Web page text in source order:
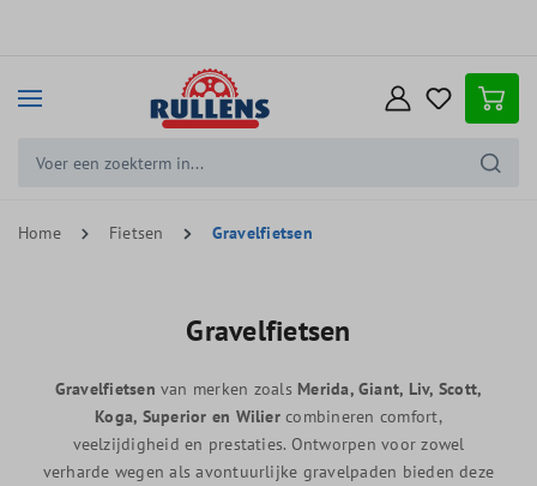
Home Fietsen Gravelfietsen
Gravelfietsen
Gravelfietsen van merken zoals Merida, Giant, Liv, Scott,
Koga, Superior en Wiliercombineren comfort,
veelzijdigheid en prestaties. Ontworpen voor zowel
verharde wegen als avontuurlijke gravelpaden bieden deze